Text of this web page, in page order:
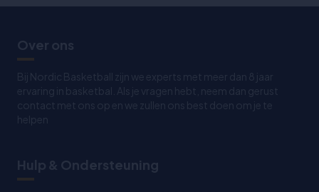
Over ons
Bij Nordic Basketball zijn we experts met meer dan 8 jaar
ervaring in basketbal. Als je vragen hebt, neem dan gerust
contact met ons op en we zullen ons best doen om je te
helpen
Hulp & Ondersteuning